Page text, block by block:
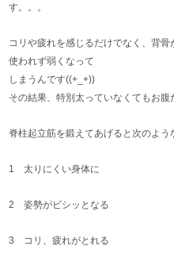
す。。。
コリや疲れを感じるだけでなく、背
使われず弱くなって
しまうんです((+_+))
その結果、特別太っていなくてもお腹
脊柱起立筋を鍛えてあげると次のよ
1 太りにくい身体に
2 姿勢がビシッとなる
3 コリ、疲れがとれる